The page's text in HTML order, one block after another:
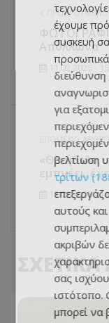
Απόλλωνα
11.02.2025 -
ΕΠΌΜΕΝΟ
«Θα ήθελα
εμπνέει,
11.02.2025 -
έχουμε
συσκευή
για
βελτίωση
τρίτων
αυτούς
ακριβών
σας
ιστότοπο.
μπορεί να